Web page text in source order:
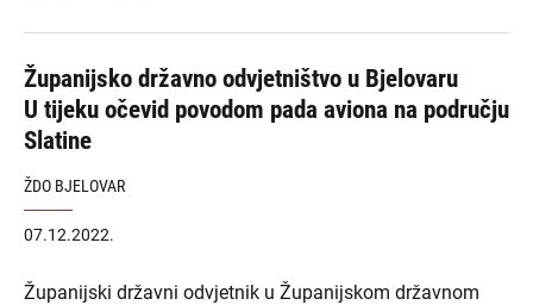
Županijsko državno odvjetništvo u Bjelovaru
U tijeku očevid povodom pada aviona na području
Slatine
ŽDO BJELOVAR
07.12.2022.
Županijski državni odvjetnik u Županijskom državnom